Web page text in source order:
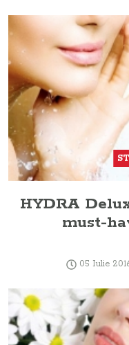
HYDRA
must-
05 Iulie